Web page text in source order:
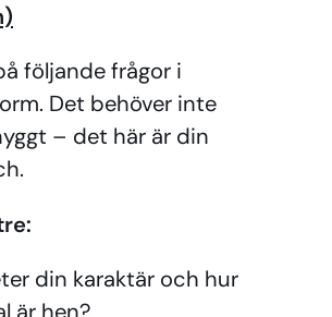
följande frågor i
Det behöver inte
– det här är din
din karaktär och hur